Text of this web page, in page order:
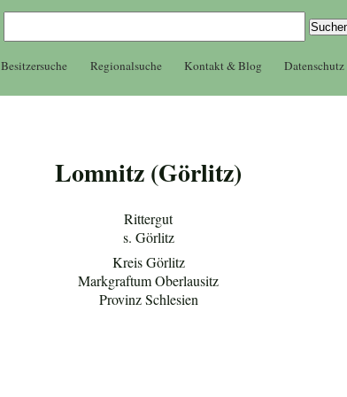
Besitzersuche Regionalsuche Kontakt & Blog Datenschutz
Lomnitz (Görlitz)
Rittergut
s. Görlitz
Kreis Görlitz
Markgraftum Oberlausitz
Provinz Schlesien